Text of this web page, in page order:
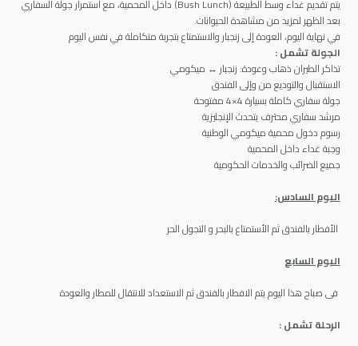
يتم تقديم غداء وسط الطبيعة (Bush Lunch) داخل المحمية، مع استمرار جولة السفاري
بعد الظهر لمزيد من مشاهدة الحيوانات.
في نهاية اليوم، العودة إلى زنجبار والاستمتاع بتجربة متكاملة في نفس اليوم
الجولة تشمل :
تذاكر الطيران ذهاب وعودة: زنجبار ↔ ميكومي
الاستقبال والتوديع من وإلى الفندق
جولة سفاري كاملة بسيارة 4×4 مفتوحة
مرشد سفاري محترف يتحدث الإنجليزية
رسوم دخول محمية ميكومي الوطنية
وجبة غداء داخل المحمية
جميع الضرائب والخدمات الحكومية
اليوم السادس:
الأفطار بالفندق ثم الأستمتاع بالبحر و التجول الحر
اليوم السابع
فى صباح هذا اليوم يتم الافطار بالفندق ثم الاستعداد للانتقال للمطار والعودة
الرحلة تشمل :